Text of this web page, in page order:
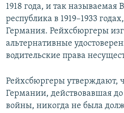
1918 года, и так называемая
республика в 1919–1933
Германия. Рейхсбюргеры
альтернативные
водительские права
Рейхсбюргеры утверждают,
Германии, действовавшая
войны, никогда не была